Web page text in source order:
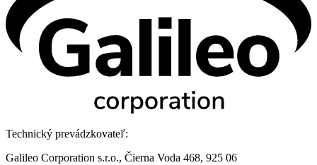
Technický prevádzkovateľ:
Galileo Corporation s.r.o., Čierna Voda 468, 925 06